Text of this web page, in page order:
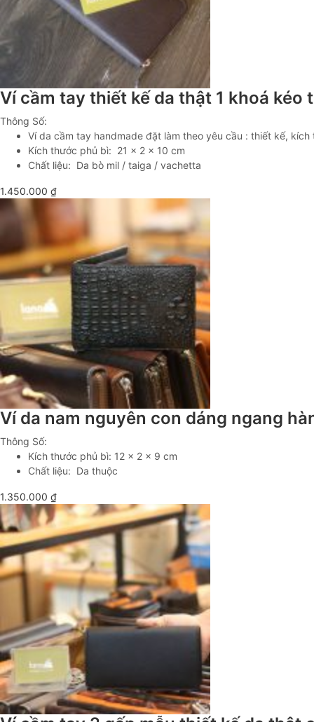
Ví cầm tay thiết kế da thật 1 khoá kéo
Thông Số:
Ví da cầm tay handmade đặt làm theo yêu cầu : thiết kế,
Kích thước phủ bì: 21 x 2 x 10 cm
Chất liệu: Da bò mil / taiga / vachetta
1.450.000 ₫
Ví da nam nguyên con dáng ngang
Thông Số:
Kích thước phủ bì: 12 x 2 x 9 cm
Chất liệu: Da thuộc
1.350.000 ₫